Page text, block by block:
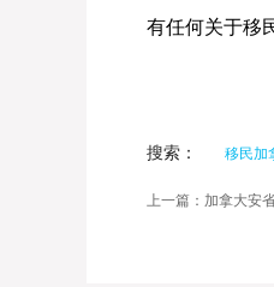
有任何关于移
搜索： 移民加
上一篇：加拿大安